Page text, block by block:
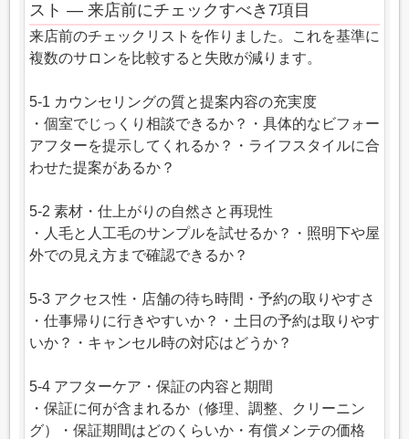
スト — 来店前にチェックすべき7項目
来店前のチェックリストを作りました。これを基準に
複数のサロンを比較すると失敗が減ります。
5-1 カウンセリングの質と提案内容の充実度
・個室でじっくり相談できるか？・具体的なビフォー
アフターを提示してくれるか？・ライフスタイルに合
わせた提案があるか？
5-2 素材・仕上がりの自然さと再現性
・人毛と人工毛のサンプルを試せるか？・照明下や屋
外での見え方まで確認できるか？
5-3 アクセス性・店舗の待ち時間・予約の取りやすさ
・仕事帰りに行きやすいか？・土日の予約は取りやす
いか？・キャンセル時の対応はどうか？
5-4 アフターケア・保証の内容と期間
・保証に何が含まれるか（修理、調整、クリーニン
グ）・保証期間はどのくらいか・有償メンテの価格